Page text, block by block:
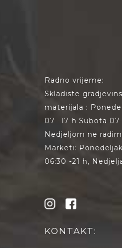
Radno vrijeme:
Skladiste
materijala :
07 -17 h Subota 07-
Nedjeljom ne
Marketi:
06:30 -21 h,
KONTAKT: